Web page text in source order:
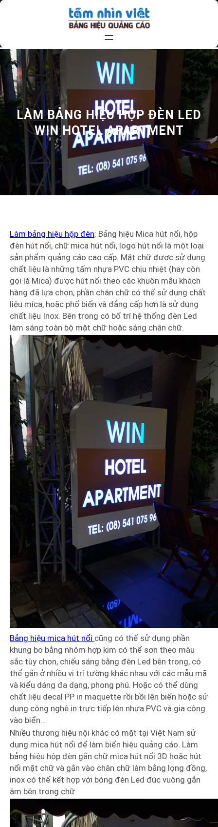
Chuyển
dung
LÀM BẢNG HIỆU HỘP ĐÈN LED
WIN HOTEL APARTMENT
Làm bảng hiệu hộp đèn: Bảng hiệu Mica hút nổi, hộp
đèn hút nổi, chữ mica hút nổi, logo hút nổi là một loại
sản phẩm quảng cáo cao cấp. Mặt chữ được sử dụng
chất liệu là những tấm nhựa PVC chịu nhiệt (hay còn
gọi là Mica) được hút nổi theo các khuôn mẫu khách
hàng đã lựa chọn, phần chân chữ có thể sử dụng chất
liệu mica, hoặc phổ biến và đẳng cấp hơn là sử dụng
chất liệu Inox. Bên trong có bố trí hệ thống đèn Led
làm sáng toàn bộ mặt chữ hoặc sáng chân chữ.
Bảng hiệu mica hút nổi cũng có thể sử dụng phần
khung bo bằng nhôm hợp kim có thể sơn theo màu
sắc tùy chọn, chiếu sáng bằng đèn Led bên trong, có
thể gắn ở nhiều vị trí tường khác nhau với các mẫu mã
và kiểu dáng đa dạng, phong phú. Hoặc có thể dùng
chất liệu decal PP in maquette rồi bồi lên biển hoặc sử
dụng công nghệ in trực tiếp lên nhựa PVC và gia công
vào biển…
Nhiều thương hiệu nội khác có mặt tại Việt Nam sử
dụng mica hút nổi để làm biển hiệu quảng cáo. Làm
bảng hiệu hộp đèn gắn chữ mica hút nổi 3D hoặc hút
nổi mặt chữ và gắn vào chân chữ làm bằng lọng đồng,
inox có thể kết hợp với bóng đèn Led đúc vuông gắn
âm bên trong chữ